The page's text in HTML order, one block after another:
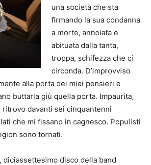
una società che sta
firmando la sua condanna
a morte, annoiata e
abituata dalla tanta,
troppa, schifezza che ci
circonda. D’improvviso
alla porta dei miei pensieri e
buttarla giù quella porta. Impaurita,
ritrovo davanti sei cinquantenni
che mi fissano in cagnesco. Populisti
sono tornati.
, diciassettesimo disco della band